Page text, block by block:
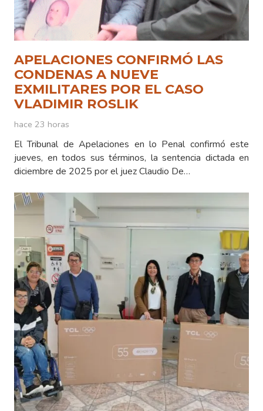
APELACIONES CONFIRMÓ LAS
CONDENAS A NUEVE
EXMILITARES POR EL CASO
VLADIMIR ROSLIK
hace 23 horas
El Tribunal de Apelaciones en lo Penal confirmó este
jueves, en todos sus términos, la sentencia dictada en
diciembre de 2025 por el juez Claudio De…